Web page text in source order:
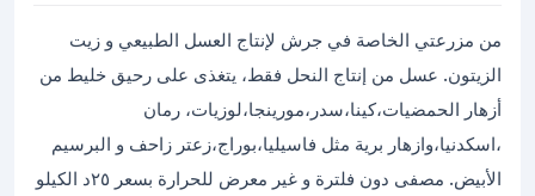
من مزرعتي الخاصة في جرش لإنتاج العسل الطبيعي و زيت
الزيتون. عسل من إنتاج النحل فقط، يتغذى على رحيق خليط من
أزهار الحمضيات،كينا،سدر،مورينجا،لوزيات، رمان
،اسكدنيا،وازهار برية مثل فاسيليا،بوراج،زعتر زاحف و البرسيم
الأبيض. مصفى دون فلترة و غير معرض للحرارة بسعر ٢٥د الكيلو